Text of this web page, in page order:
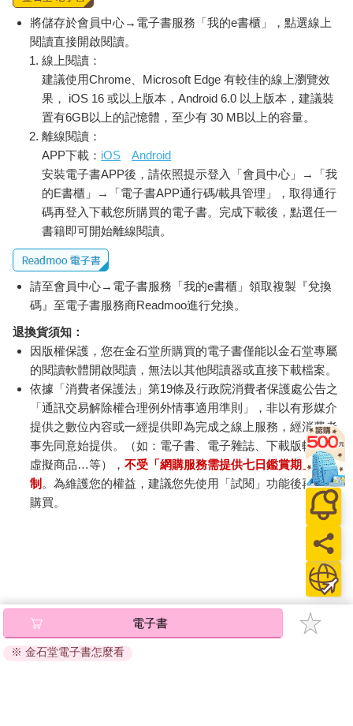
將儲存於會員中心→電子書服務「我的e書櫃」，點選線上
閱讀直接開啟閱讀。
線上閱讀：
建議使用Chrome、Microsoft Edge 有較佳的線上瀏覽效
果， iOS 16 或以上版本，Android 6.0 以上版本，建議裝
置有6GB以上的記憶體，至少有 30 MB以上的容量。
離線閱讀：
APP下載： iOS
Android
安裝電子書APP後，請依照提示登入「會員中心」→「我
的E書櫃」→「電子書APP通行碼/載具管理」，取得通行
碼再登入下載您所購買的電子書。完成下載後，點選任一
書籍即可開始離線閱讀。
請至會員中心→電子書服務「我的e書櫃」領取複製『兌換
碼』至電子書服務商Readmoo進行兌換。
退換貨須知：
因版權保護，您在金石堂所購買的電子書僅能以金石堂專屬
的閱讀軟體開啟閱讀，無法以其他閱讀器或直接下載檔案。
依據「消費者保護法」第19條及行政院消費者保護處公告之
「通訊交易解除權合理例外情事適用準則」，非以有形媒介
提供之數位內容或一經提供即為完成之線上服務，經消費者
事先同意始提供。（如：電子書、電子雜誌、下載版軟體、
虛擬商品…等），不受「網購服務需提供七日鑑賞期」的限
制 。為維護您的權益，建議您先使用「試閱」功能後再付款
購買。
電子書
※ 金石堂電子書怎麼看